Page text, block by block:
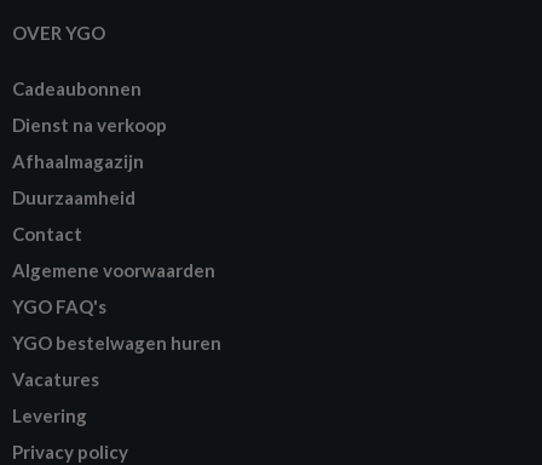
OVER YGO
Cadeaubonnen
Dienst na verkoop
Afhaalmagazijn
Duurzaamheid
Contact
Algemene voorwaarden
YGO FAQ's
YGO bestelwagen huren
Vacatures
Levering
Privacy policy